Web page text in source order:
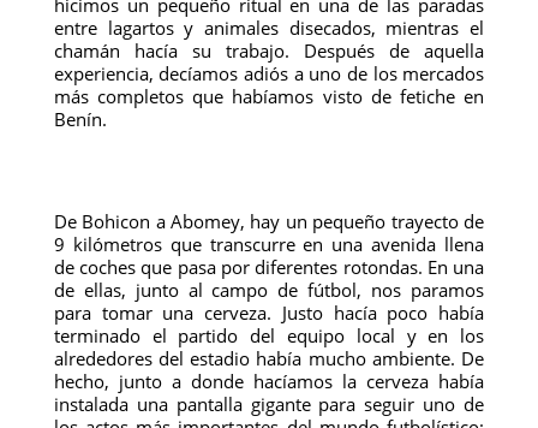
hicimos un pequeño ritual en una de las paradas
entre lagartos y animales disecados, mientras el
chamán hacía su trabajo. Después de aquella
experiencia, decíamos adiós a uno de los mercados
más completos que habíamos visto de fetiche en
Benín.
De Bohicon a Abomey, hay un pequeño trayecto de
9 kilómetros que transcurre en una avenida llena
de coches que pasa por diferentes rotondas. En una
de ellas, junto al campo de fútbol, nos paramos
para tomar una cerveza. Justo hacía poco había
terminado el partido del equipo local y en los
alrededores del estadio había mucho ambiente. De
hecho, junto a donde hacíamos la cerveza había
instalada una pantalla gigante para seguir uno de